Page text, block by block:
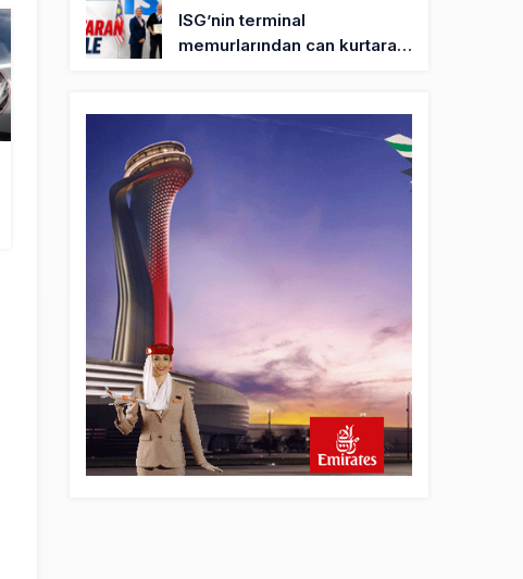
ISG’nin terminal
memurlarından can kurtaran
AJet’ten Yurt İçi Biletlerde
Yüzde 30 İndirim
24 saat önce
THY’nin geliri yüzde 20 arttı,
net kârı yüzde 71 düştü